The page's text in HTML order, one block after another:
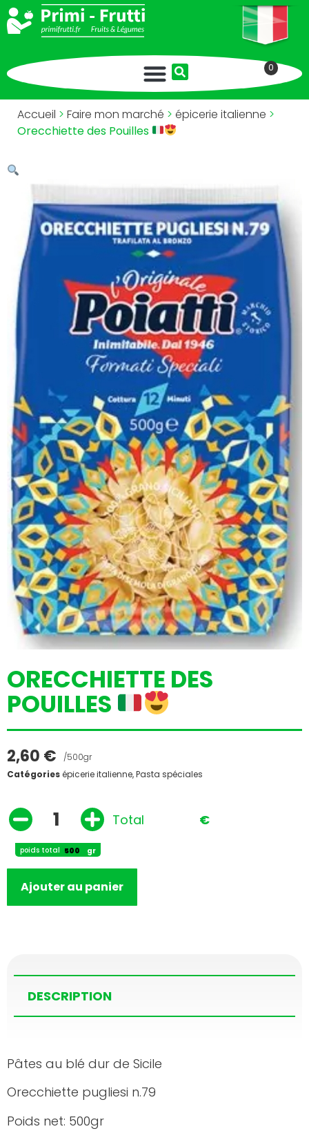
0
Accueil > Faire mon marché > épicerie italienne >
Orecchiette des Pouilles
ORECCHIETTE DES
POUILLES
2,60 €
/500gr
Catégoriesépicerie italienne,Pasta spéciales
poids total gr
Total €
Ajouter au panier
DESCRIPTION
Pâtes au blé dur de Sicile
Orecchiette pugliesi n.79
Poids net: 500gr